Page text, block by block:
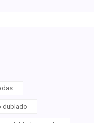
dublado